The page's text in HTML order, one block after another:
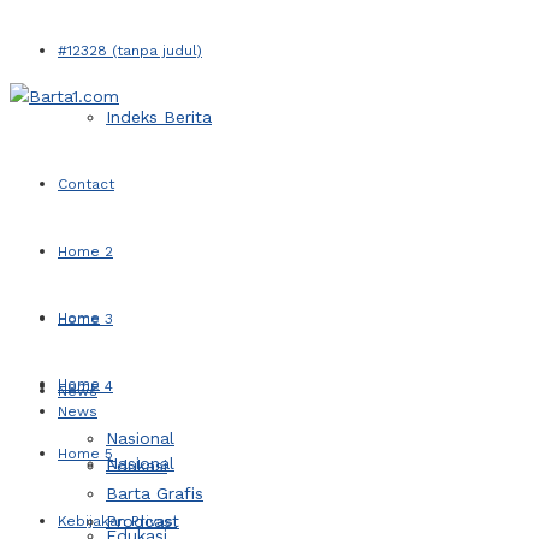
#12328 (tanpa judul)
Indeks Berita
Contact
Home 2
Home 3
Home 4
Home 5
Kebijakan Privasi
Home
News
Nasional
Home
News
Nasional
Edukasi
Barta Grafis
Prodcast